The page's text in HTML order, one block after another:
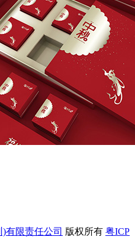
有限责任公司 版权所有 粤ICP